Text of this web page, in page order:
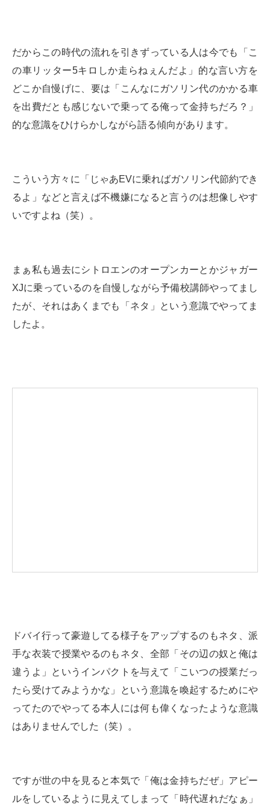
だからこの時代の流れを引きずっている人は今でも「こ
の車リッター5キロしか走らねぇんだよ」的な言い方を
どこか自慢げに、要は「こんなにガソリン代のかかる車
を出費だとも感じないで乗ってる俺って金持ちだろ？」
的な意識をひけらかしながら語る傾向があります。
こういう方々に「じゃあEVに乗ればガソリン代節約でき
るよ」などと言えば不機嫌になると言うのは想像しやす
いですよね（笑）。
まぁ私も過去にシトロエンのオープンカーとかジャガー
XJに乗っているのを自慢しながら予備校講師やってまし
たが、それはあくまでも「ネタ」という意識でやってま
したよ。
ドバイ行って豪遊してる様子をアップするのもネタ、派
手な衣装で授業やるのもネタ、全部「その辺の奴と俺は
違うよ」というインパクトを与えて「こいつの授業だっ
たら受けてみようかな」という意識を喚起するためにや
ってたのでやってる本人には何も偉くなったような意識
はありませんでした（笑）。
ですが世の中を見ると本気で「俺は金持ちだぜ」アピー
ルをしているように見えてしまって「時代遅れだなぁ」